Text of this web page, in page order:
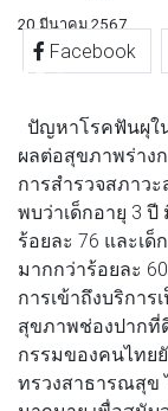
20 มีนาคม 2567
Facebook
ปัญหาโรคฟันผุใ
ผลต่อสุขภาพร่าง
การสำรวจสภาว
พบว่าเด็กอายุ 3 ปี
ร้อยละ 76 และเด็
มากกว่าร้อยละ
การเข้าถึงบริกา
สุขภาพช่องปากที่
กรรมของคนไทย
ทรวงสาธารณสุข